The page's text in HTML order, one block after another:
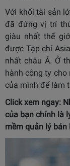
Với khối tài sản
đã đứng vị trí
giàu nhất thế
được Tạp chí
nhất châu Á. Ở
hành công ty
của mình để làm
Click xem ngay:
của bạn chính là
mềm quản lý bán